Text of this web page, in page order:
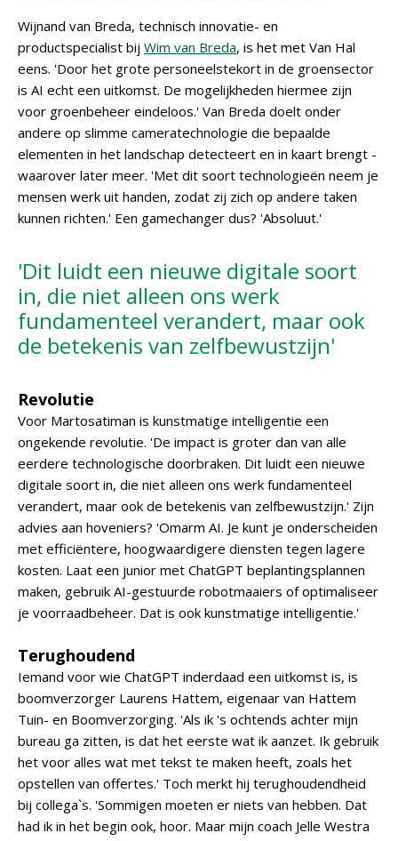
Wijnand van Breda, technisch innovatie- en
productspecialist bij Wim van Breda, is het met Van Hal
eens. 'Door het grote personeelstekort in de groensector
is AI echt een uitkomst. De mogelijkheden hiermee zijn
voor groenbeheer eindeloos.' Van Breda doelt onder
andere op slimme cameratechnologie die bepaalde
elementen in het landschap detecteert en in kaart brengt -
waarover later meer. 'Met dit soort technologieën neem je
mensen werk uit handen, zodat zij zich op andere taken
kunnen richten.' Een gamechanger dus? 'Absoluut.'
'Dit luidt een nieuwe digitale soort
in, die niet alleen ons werk
fundamenteel verandert, maar ook
de betekenis van zelfbewustzijn'
Revolutie
Voor Martosatiman is kunstmatige intelligentie een
ongekende revolutie. 'De impact is groter dan van alle
eerdere technologische doorbraken. Dit luidt een nieuwe
digitale soort in, die niet alleen ons werk fundamenteel
verandert, maar ook de betekenis van zelfbewustzijn.' Zijn
advies aan hoveniers? 'Omarm AI. Je kunt je onderscheiden
met efficiëntere, hoogwaardigere diensten tegen lagere
kosten. Laat een junior met ChatGPT beplantingsplannen
maken, gebruik AI-gestuurde robotmaaiers of optimaliseer
je voorraadbeheer. Dat is ook kunstmatige intelligentie.'
Terughoudend
Iemand voor wie ChatGPT inderdaad een uitkomst is, is
boomverzorger Laurens Hattem, eigenaar van Hattem
Tuin- en Boomverzorging. 'Als ik 's ochtends achter mijn
bureau ga zitten, is dat het eerste wat ik aanzet. Ik gebruik
het voor alles wat met tekst te maken heeft, zoals het
opstellen van offertes.' Toch merkt hij terughoudendheid
bij collega`s. 'Sommigen moeten er niets van hebben. Dat
had ik in het begin ook, hoor. Maar mijn coach Jelle Westra